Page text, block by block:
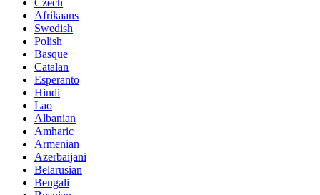
Afrikaans
Swedish
Polish
Basque
Catalan
Esperanto
Hindi
Lao
Albanian
Amharic
Armenian
Azerbaijani
Belarusian
Bengali